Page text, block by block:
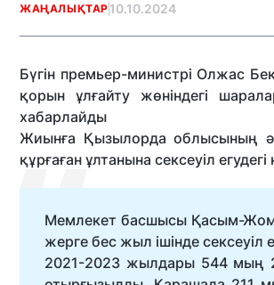
ЖАҢАЛЫҚТАР 10.10.2024
Бүгін премьер-министрі Олжас
қорын ұлғайту жөніндегі
хабарлайды
Жиынға Қызылорда облысының
құрғаған ұлтанына сексеуіл
Мемлекет басшысы Қасым-
жерге бес жыл ішінде
2021-2023 жылдары 544 мың